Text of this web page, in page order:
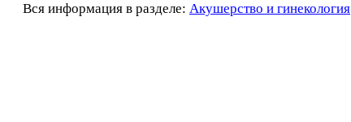
Вся информация в разделе: Акушерство и гинекология